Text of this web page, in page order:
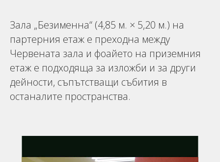
Зала „Безименна“ (4,85 м. × 5,20 м.) на
партерния етаж е преходна между
Червената зала и фоайето на приземния
етаж е подходяща за изложби и за други
дейности, съпътстващи събития в
останалите пространства.